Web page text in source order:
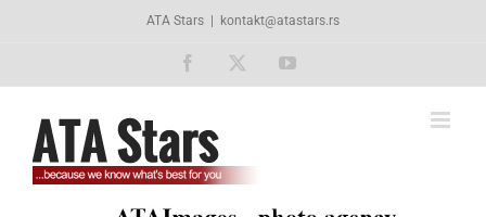
ATA Stars kontakt@atastars.rs
Facebook YouTube